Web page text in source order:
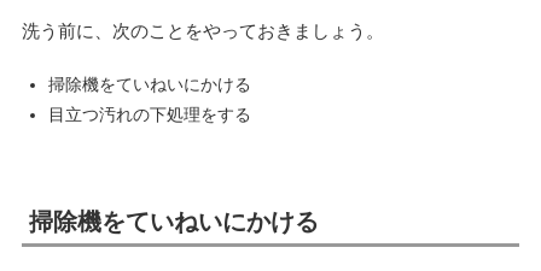
洗う前に、次のことをやっておきましょう。
掃除機をていねいにかける
目立つ汚れの下処理をする
掃除機をていねいにかける